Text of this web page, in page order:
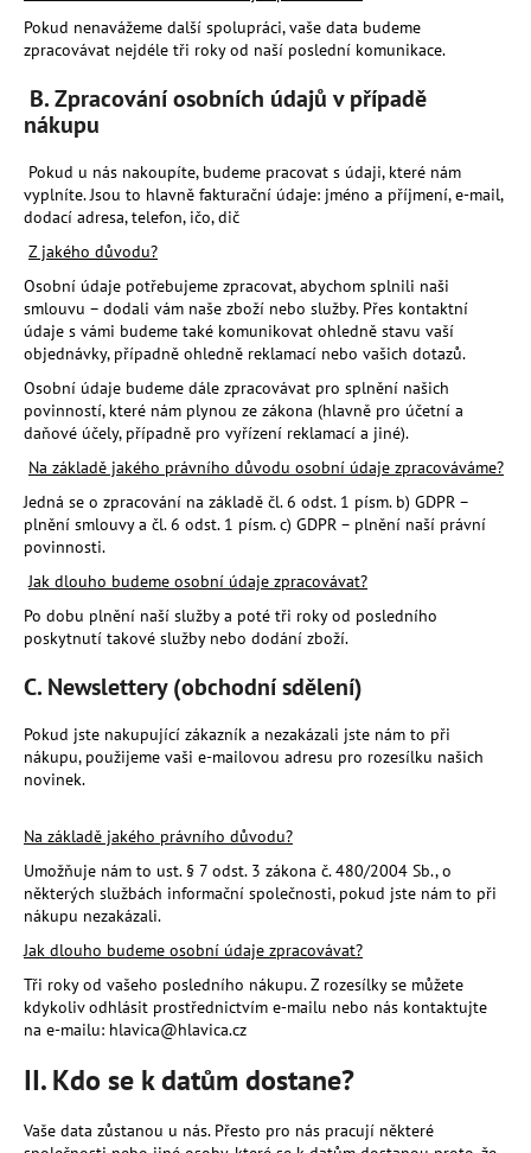
Pokud nenavážeme další spolupráci, vaše data budeme
zpracovávat nejdéle tři roky od naší poslední komunikace.
B.Zpracování osobních údajů v případě
nákupu
Pokud u nás nakoupíte, budeme pracovat s údaji, které nám
vyplníte. Jsou to hlavně fakturační údaje: jméno a příjmení, e-mail,
dodací adresa, telefon, ičo, dič
Z jakého důvodu?
Osobní údaje potřebujeme zpracovat, abychom splnili naši
smlouvu – dodali vám naše zboží nebo služby. Přes kontaktní
údaje s vámi budeme také komunikovat ohledně stavu vaší
objednávky, případně ohledně reklamací nebo vašich dotazů.
Osobní údaje budeme dále zpracovávat pro splnění našich
povinností, které nám plynou ze zákona (hlavně pro účetní a
daňové účely, případně pro vyřízení reklamací a jiné).
Na základě jakého právního důvodu osobní údaje zpracováváme?
Jedná se o zpracování na základě čl. 6 odst. 1 písm. b) GDPR –
plnění smlouvy a čl. 6 odst. 1 písm. c) GDPR – plnění naší právní
povinnosti.
Jak dlouho budeme osobní údaje zpracovávat?
Po dobu plnění naší služby a poté tři roky od posledního
poskytnutí takové služby nebo dodání zboží.
C. Newslettery (obchodní sdělení)
Pokud jste nakupující zákazník a nezakázali jste nám to při
nákupu, použijeme vaši e-mailovou adresu pro rozesílku našich
novinek.
Na základě jakého právního důvodu?
Umožňuje nám to ust. § 7 odst. 3 zákona č. 480/2004 Sb., o
některých službách informační společnosti, pokud jste nám to při
nákupu nezakázali.
Jak dlouho budeme osobní údaje zpracovávat?
Tři roky od vašeho posledního nákupu. Z rozesílky se můžete
kdykoliv odhlásit prostřednictvím e-mailu nebo nás kontaktujte
na e-mailu: hlavica@hlavica.cz
II. Kdo se k datům dostane?
Vaše data zůstanou u nás. Přesto pro nás pracují některé
o
r
u
č
u
e
m
e
TVRDÁ
POLÍNKA
SYPANÁ
1
700
Kč